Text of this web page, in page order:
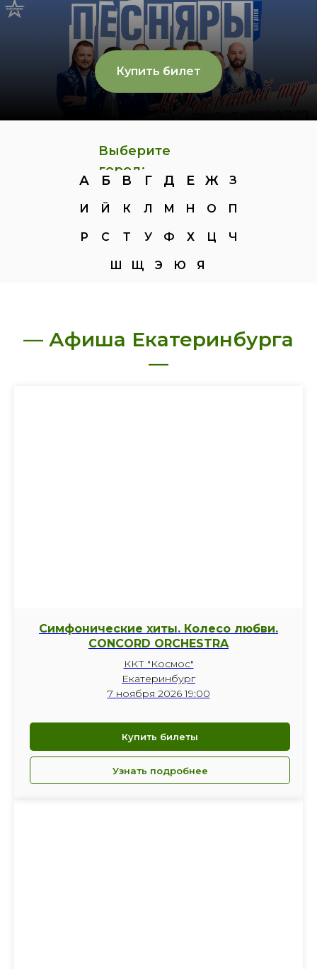
Купить билет
Выберите
город:
А Б В Г Д Е Ж З
И Й К Л М Н О П
Р С Т У Ф Х Ц Ч
Щ
Ш Э Ю Я
— Афиша Екатеринбурга
—
Симфонические хиты. Колесо любви.
CONCORD ORCHESTRA
ККТ "Космос"
Екатеринбург
7 ноября 2026 19:00
Купить билеты
Узнать подробнее